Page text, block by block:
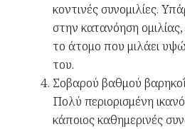
κοντινές συνομιλίες.
στην κατανόηση
το άτομο που μιλάει
του.
Σοβαρού βαθμού
Πολύ περιορισμένη
κάποιος καθημερινές